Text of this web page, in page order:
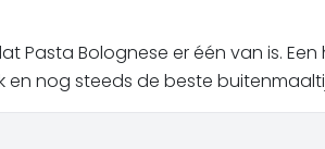
Bolognese er één van is.
en nog steeds de beste